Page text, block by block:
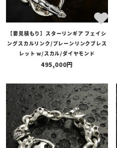
【要見積もり】スターリンギア フェイシ
ングスカルリンク/プレーンリンクブレス
レット w/スカル/ダイヤモンド
495,000